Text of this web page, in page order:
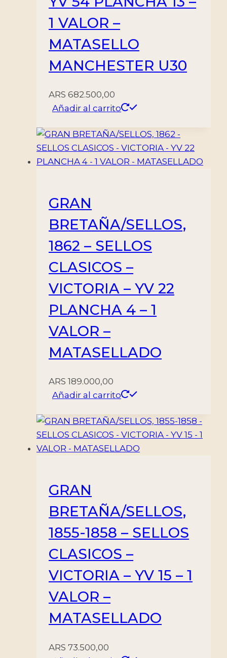
1 VALOR –
MATASELLO
MANCHESTER U30
ARS 682.500,00
Añadir al carrito
GRAN
BRETAÑA/SELLOS,
1862 – SELLOS
CLASICOS –
VICTORIA – YV 22
PLANCHA 4 – 1
VALOR –
MATASELLADO
ARS 189.000,00
Añadir al carrito
GRAN
BRETAÑA/SELLOS,
1855-1858 – SELLOS
CLASICOS –
VICTORIA – YV 15 – 1
VALOR –
MATASELLADO
ARS 73.500,00